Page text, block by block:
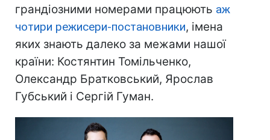
грандіозними номерами працюють аж
чотири режисери-постановники, імена
яких знають далеко за межами нашої
країни: Костянтин Томільченко,
Олександр Братковський, Ярослав
Губський і Сергій Гуман.